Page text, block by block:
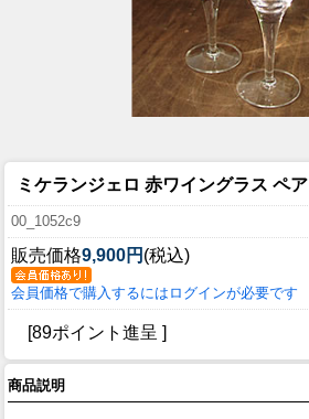
ミケランジェロ 赤ワイングラス ペア
00_1052c9
販売価格9,900円 (税込)
会員価格で購入するにはログインが必要です
[89ポイント進呈 ]
商品説明